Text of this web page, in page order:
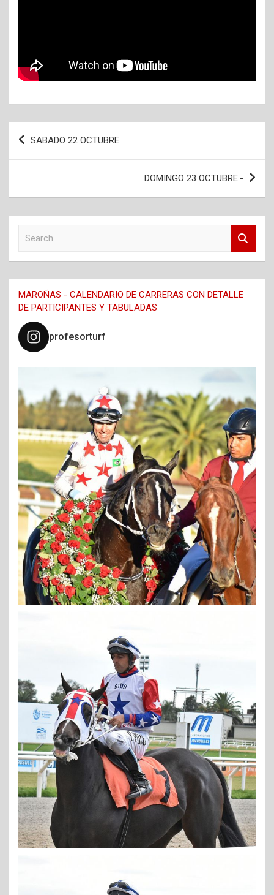
Navegación
de
SABADO 22 OCTUBRE.
DOMINGO 23 OCTUBRE.-
c
h
MAROÑAS - CALENDARIO DE CARRERAS CON DETALLE
DE PARTICIPANTES Y TABULADAS
profesorturf